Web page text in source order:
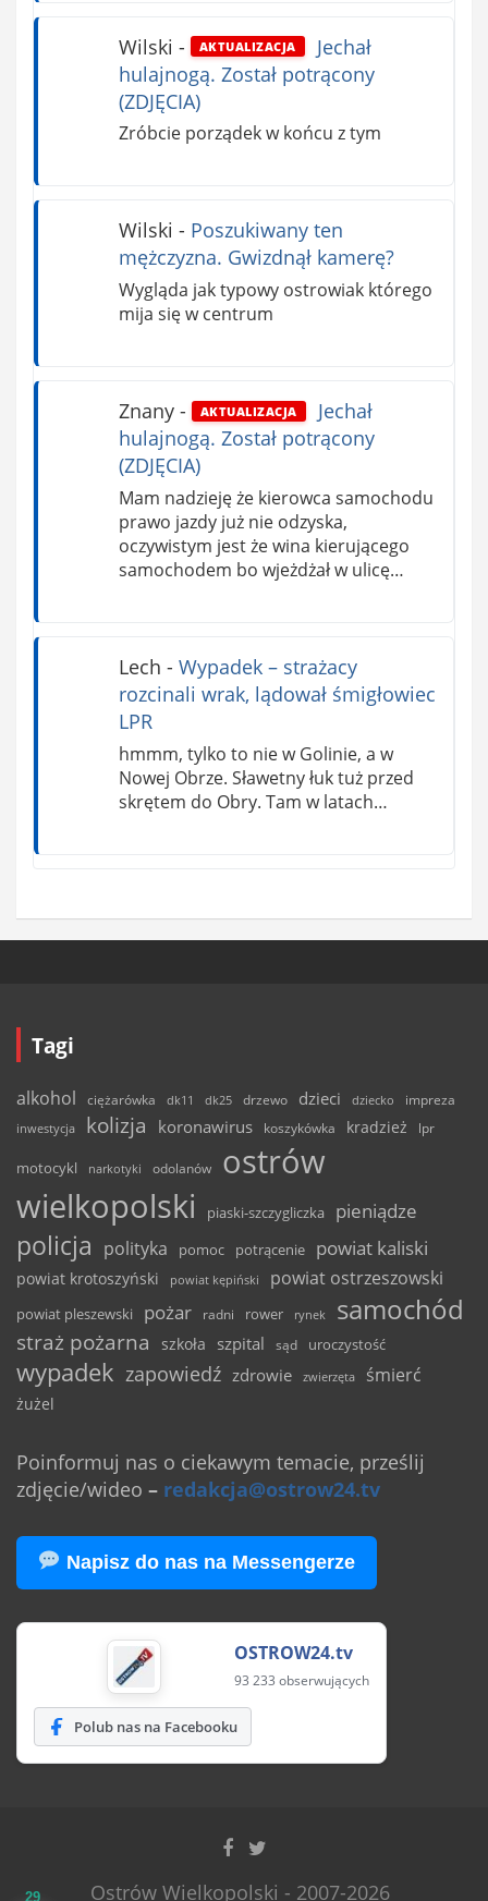
Wilski - AKTUALIZACJA
Jechał
hulajnogą. Został potrącony
(ZDJĘCIA)
Zróbcie porządek w końcu z tym
Wilski - Poszukiwany ten
mężczyzna. Gwizdnął kamerę?
Wygląda jak typowy ostrowiak którego
mija się w centrum
Znany- AKTUALIZACJA
Jechał
hulajnogą. Został potrącony
(ZDJĘCIA)
Mam nadzieję że kierowca samochodu
prawo jazdy już nie odzyska,
oczywistym jest że wina kierującego
samochodem bo wjeżdżał w ulicę…
Lech - Wypadek – strażacy
rozcinali wrak, lądował śmigłowiec
LPR
hmmm, tylko to nie w Golinie, a w
Nowej Obrze. Sławetny łuk tuż przed
skrętem do Obry. Tam w latach…
Tagi
alkohol ciężarówka dk11 dk25 drzewo dzieci dziecko
impreza
inwestycja
kolizja koronawirus koszykówka kradzież lpr
motocykl narkotyki odolanów
ostrów
wielkopolski
piaski-szczygliczka pieniądze
policja polityka pomoc potrącenie powiat kaliski
powiat krotoszyński powiat kępiński powiat ostrzeszowski
powiat pleszewski pożar radni rower rynek samochód
straż pożarna szkoła szpital sąd uroczystość
wypadek zapowiedź zdrowie zwierzęta śmierć
żużel
Poinformuj nas o ciekawym temacie, prześlij
zdjęcie/wideo – redakcja@ostrow24.tv
Napisz do nas na Messengerze
OSTROW24.tv
93 233 obserwujących
Polub nas na Facebooku
Ostrów Wielkopolski - 2007-2026
29